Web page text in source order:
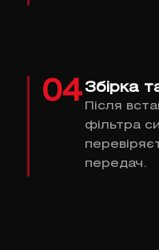
04 Збірка
Після
фільтра
передач.